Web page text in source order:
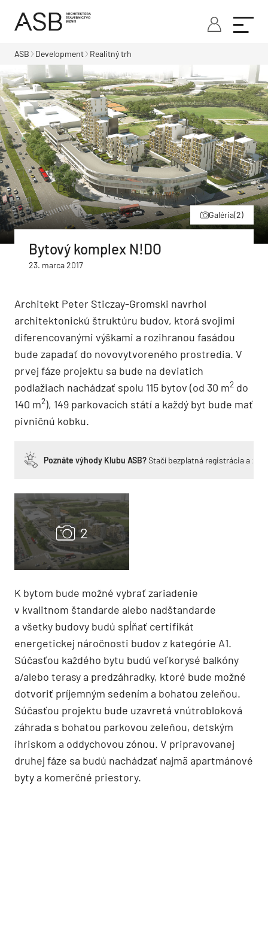
ASB Development Realitný trh
Galéria(2)
Bytový komplex N!DO
23. marca 2017
Architekt Peter Sticzay-Gromski navrhol
architektonickú štruktúru budov, ktorá svojimi
diferencovanými výškami a rozihranou fasádou
bude zapadať do novovytvoreného prostredia. V
prvej fáze projektu sa bude na deviatich
podlažiach nachádzať spolu 115 bytov (od 30 m2 do
140 m2), 149 parkovacích státí a každý byt bude mať
pivničnú kobku.
Poznáte výhody Klubu ASB?Stačí bezplatná registrácia a
K bytom bude možné vybrať zariadenie
v kvalitnom štandarde alebo nadštandarde
a všetky budovy budú spĺňať certifikát
energetickej náročnosti budov z kategórie A1.
Súčasťou každého bytu budú veľkorysé balkóny
a/alebo terasy a predzáhradky, ktoré bude možné
dotvoriť príjemným sedením a bohatou zeleňou.
Súčasťou projektu bude uzavretá vnútrobloková
záhrada s bohatou parkovou zeleňou, detským
ihriskom a oddychovou zónou. V pripravovanej
druhej fáze sa budú nachádzať najmä apartmánové
byty a komerčné priestory.